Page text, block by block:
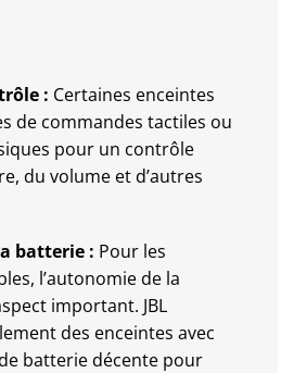
: Certaines enceintes
de commandes tactiles ou
pour un contrôle
du volume et d’autres
batterie : Pour les
l’autonomie de la
important. JBL
des enceintes avec
batterie décente pour